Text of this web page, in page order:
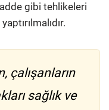
gibi tehlikeleri
çalışanların
sağlık ve